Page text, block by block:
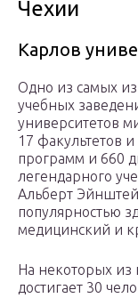
Чехии
Карлов
Одно из самых
учебных
университетов
17 факультетов и
программ и 660
легендарного
Альберт
популярностью
медицинский и
На некоторых из
достигает 30